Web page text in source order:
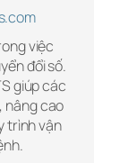
việc
đổi số.
giúp các
nâng cao
trình vận